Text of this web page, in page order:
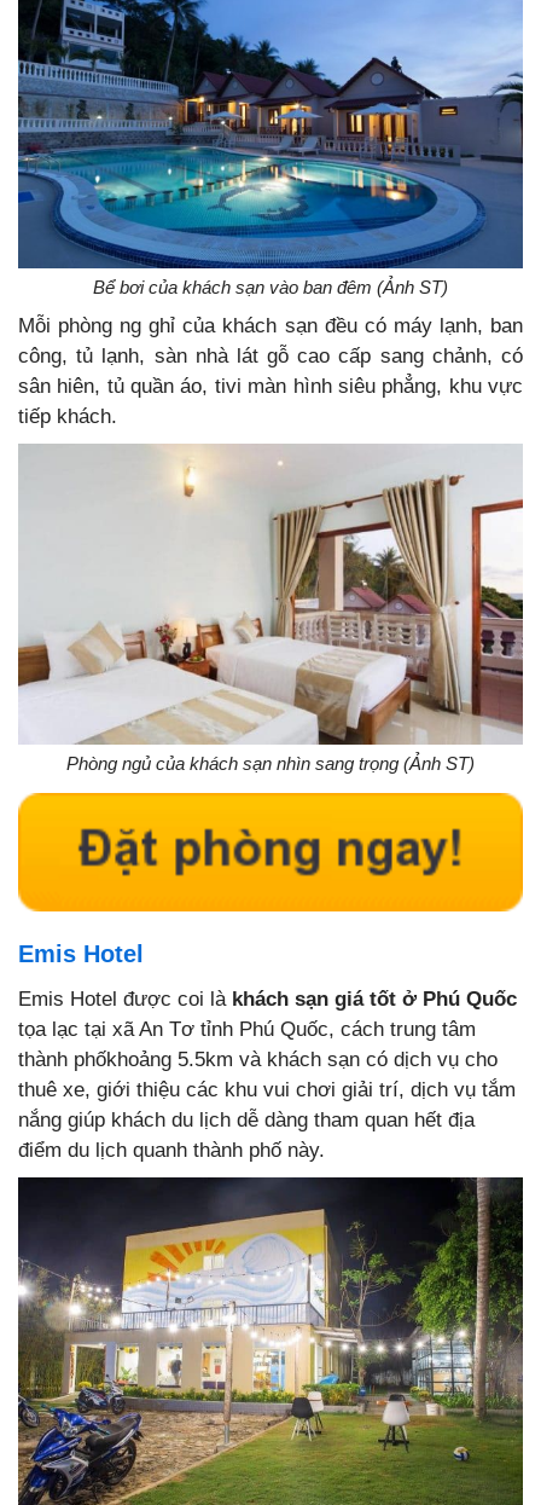
Bể bơi của khách sạn vào ban đêm (Ảnh ST)
Mỗi phòng ng ghỉ của khách sạn đều có máy lạnh, ban
công, tủ lạnh, sàn nhà lát gỗ cao cấp sang chảnh, có
sân hiên, tủ quần áo, tivi màn hình siêu phẳng, khu vực
tiếp khách.
Phòng ngủ của khách sạn nhìn sang trọng (Ảnh ST)
Emis Hotel
Emis Hotel được coi là khách sạn giá tốt ở Phú Quốc
tọa lạc tại xã An Tơ tỉnh Phú Quốc, cách trung tâm
thành phốkhoảng 5.5km và khách sạn có dịch vụ cho
thuê xe, giới thiệu các khu vui chơi giải trí, dịch vụ tắm
nắng giúp khách du lịch dễ dàng tham quan hết địa
điểm du lịch quanh thành phố này.